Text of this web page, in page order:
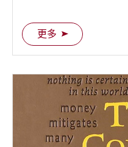
界的遠征。
更多